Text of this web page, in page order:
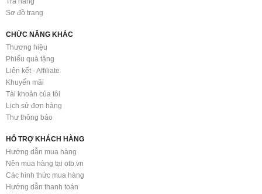
Sơ đồ trang
CHỨC NĂNG KHÁC
Thương hiệu
Phiếu quà tặng
Liên kết - Affiliate
Khuyến mãi
Tài khoản của tôi
Lịch sử đơn hàng
Thư thông báo
HỖ TRỢ KHÁCH HÀNG
Hướng dẫn mua hàng
Nên mua hàng tại otb.vn
Các hình thức mua hàng
Hướng dẫn thanh toán